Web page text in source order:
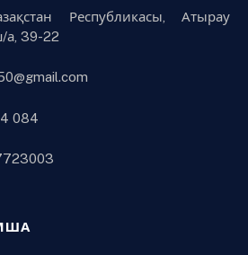
Республикасы, Атырау
а, 39-22
084